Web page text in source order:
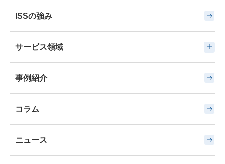
ISSの強み
サービス領域
事例紹介
コラム
ニュース